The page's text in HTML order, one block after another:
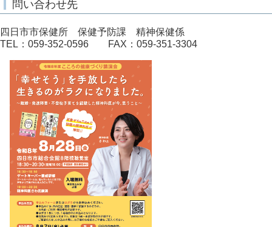
問い合わせ先
四日市市保健所 保健予防課 精神保健係
TEL：059-352-0596 FAX：059-351-3304